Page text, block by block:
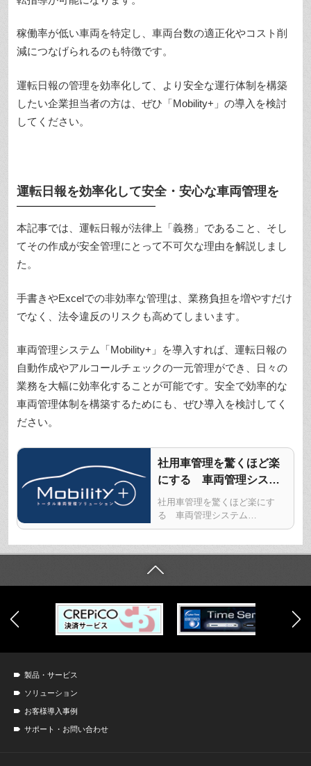
稼働率が低い車両を特定し、車両台数の適正化やコスト削
減につなげられるのも特徴です。
運転日報の管理を効率化して、より安全な運行体制を構築
したい企業担当者の方は、ぜひ「Mobility+」の導入を検討
してください。
運転日報を効率化して安全・安心な車両管理を
本記事では、運転日報が法律上「義務」であること、そし
てその作成が安全管理にとって不可欠な理由を解説しまし
た。
手書きやExcelでの非効率な管理は、業務負担を増やすだけ
でなく、法令違反のリスクも高めてしまいます。
車両管理システム「Mobility+」を導入すれば、運転日報の
自動作成やアルコールチェックの一元管理ができ、日々の
業務を大幅に効率化することが可能です。安全で効率的な
車両管理体制を構築するためにも、ぜひ導入を検討してく
ださい。
社用車管理を驚くほど楽
にする 車両管理システ
ム「Mobility+」の詳細は
こちら
社用車管理を驚くほど楽にす
る 車両管理システム
「Mobility+」の詳細はこちら
製品・サービス
ソリューション
お客様導入事例
サポート・お問い合わせ